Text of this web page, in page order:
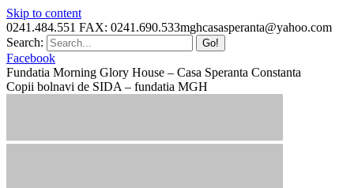
Skip to content
0241.484.551 FAX: 0241.690.533mghcasasperanta@yahoo.com
Search:
Facebook
Fundatia Morning Glory House – Casa Speranta Constanta
Copii bolnavi de SIDA – fundatia MGH